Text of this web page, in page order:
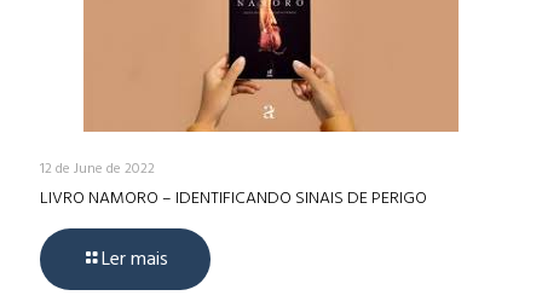
12 de June de 2022
LIVRO NAMORO – IDENTIFICANDO SINAIS DE PERIGO
Ler mais